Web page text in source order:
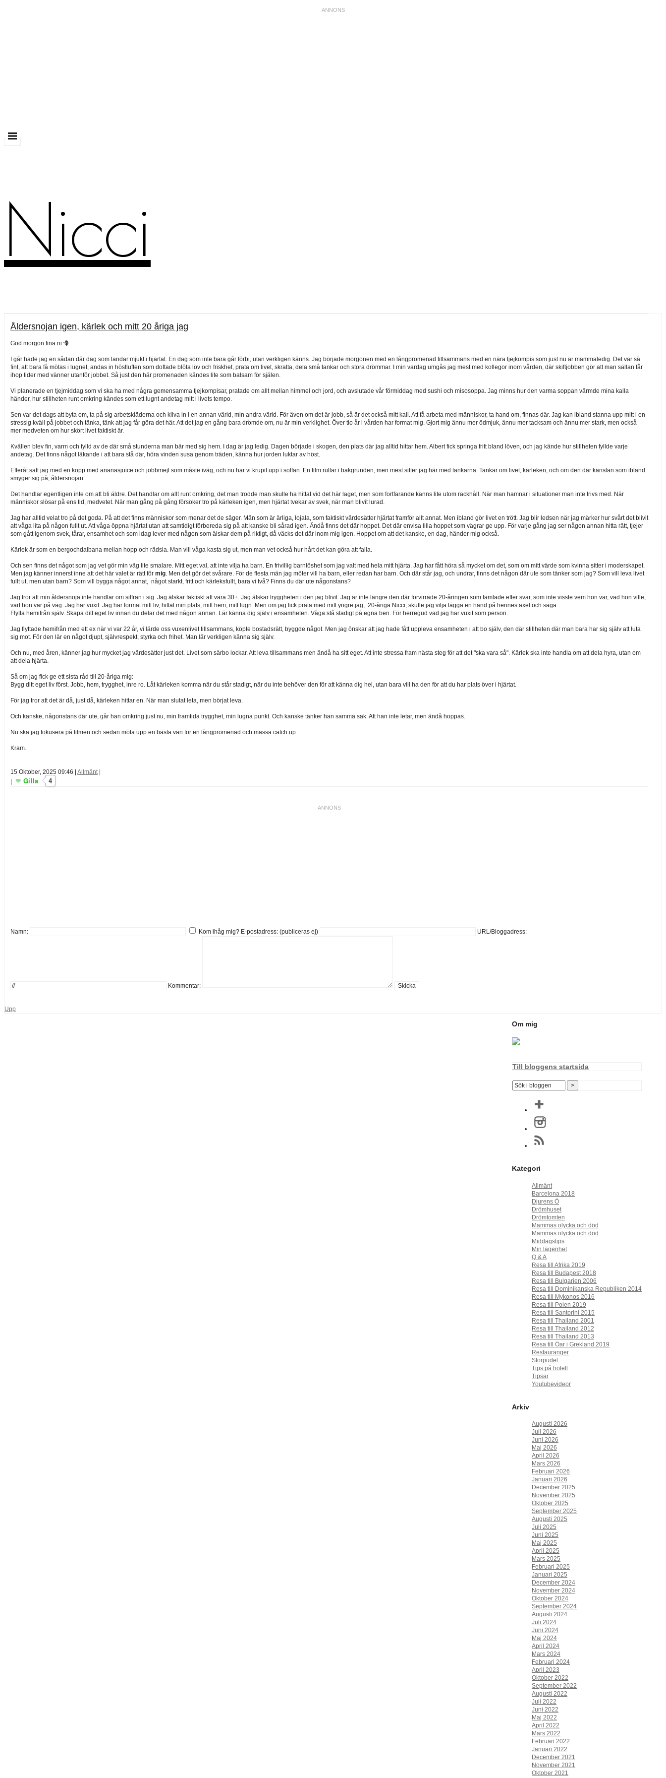
Nicci
Åldersnojan igen, kärlek och mitt 20 åriga jag
God morgon fina ni 🪻
I går hade jag en sådan där dag som landar mjukt i hjärtat. En dag som inte bara går förbi, utan verkligen känns. Jag började morgonen med en långpromenad tillsammans med en nära tjejkompis som just nu är mammaledig. Det var så
fint, att bara få mötas i lugnet, andas in höstluften som doftade blöta löv och friskhet, prata om livet, skratta, dela små tankar och stora drömmar. I min vardag umgås jag mest med kollegor inom vården, där skiftjobben gör att man sällan får
ihop tider med vänner utanför jobbet. Så just den här promenaden kändes lite som balsam för själen.
Vi planerade en tjejmiddag som vi ska ha med några gemensamma tjejkompisar, pratade om allt mellan himmel och jord, och avslutade vår förmiddag med sushi och misosoppa. Jag minns hur den varma soppan värmde mina kalla
händer, hur stillheten runt omkring kändes som ett lugnt andetag mitt i livets tempo.
Sen var det dags att byta om, ta på sig arbetskläderna och kliva in i en annan värld, min andra värld. För även om det är jobb, så är det också mitt kall. Att få arbeta med människor, ta hand om, finnas där. Jag kan ibland stanna upp mitt i en
stressig kväll på jobbet och tänka, tänk att jag får göra det här. Att det jag en gång bara drömde om, nu är min verklighet. Över tio år i vården har format mig. Gjort mig ännu mer ödmjuk, ännu mer tacksam och ännu mer stark, men också
mer medveten om hur skört livet faktiskt är.
Kvällen blev fin, varm och fylld av de där små stunderna man bär med sig hem. I dag är jag ledig. Dagen började i skogen, den plats där jag alltid hittar hem. Albert fick springa fritt bland löven, och jag kände hur stillheten fyllde varje
andetag. Det finns något läkande i att bara stå där, höra vinden susa genom träden, känna hur jorden luktar av höst.
Efteråt satt jag med en kopp med ananasjuice och jobbmejl som måste iväg, och nu har vi krupit upp i soffan. En film rullar i bakgrunden, men mest sitter jag här med tankarna. Tankar om livet, kärleken, och om den där känslan som ibland
smyger sig på, åldersnojan.
Det handlar egentligen inte om att bli äldre. Det handlar om allt runt omkring, det man trodde man skulle ha hittat vid det här laget, men som fortfarande känns lite utom räckhåll. När man hamnar i situationer man inte trivs med. När
människor slösar på ens tid, medvetet. När man gång på gång försöker tro på kärleken igen, men hjärtat tvekar av svek, när man blivit lurad.
Jag har alltid velat tro på det goda. På att det finns människor som menar det de säger. Män som är ärliga, lojala, som faktiskt värdesätter hjärtat framför allt annat. Men ibland gör livet en trött. Jag blir ledsen när jag märker hur svårt det blivit
att våga lita på någon fullt ut. Att våga öppna hjärtat utan att samtidigt förbereda sig på att kanske bli sårad igen. Ändå finns det där hoppet. Det där envisa lilla hoppet som vägrar ge upp. För varje gång jag ser någon annan hitta rätt, tjejer
som gått igenom svek, tårar, ensamhet och som idag lever med någon som älskar dem på riktigt, då väcks det där inom mig igen. Hoppet om att det kanske, en dag, händer mig också.
Kärlek är som en bergochdalbana mellan hopp och rädsla. Man vill våga kasta sig ut, men man vet också hur hårt det kan göra att falla.
Och sen finns det något som jag vet gör min väg lite smalare. Mitt eget val, att inte vilja ha barn. En frivillig barnlöshet som jag valt med hela mitt hjärta. Jag har fått höra så mycket om det, som om mitt värde som kvinna sitter i moderskapet.
Men jag känner innerst inne att det här valet är rätt för mig. Men det gör det svårare. För de flesta män jag möter vill ha barn, eller redan har barn. Och där står jag, och undrar, finns det någon där ute som tänker som jag? Som vill leva livet
fullt ut, men utan barn? Som vill bygga något annat, något starkt, fritt och kärleksfullt, bara vi två? Finns du där ute någonstans?
Jag tror att min åldersnoja inte handlar om siffran i sig. Jag älskar faktiskt att vara 30+. Jag älskar tryggheten i den jag blivit. Jag är inte längre den där förvirrade 20-åringen som famlade efter svar, som inte visste vem hon var, vad hon ville,
vart hon var på väg. Jag har vuxit. Jag har format mitt liv, hittat min plats, mitt hem, mitt lugn. Men om jag fick prata med mitt yngre jag, 20-åriga Nicci, skulle jag vilja lägga en hand på hennes axel och säga:
Flytta hemifrån själv. Skapa ditt eget liv innan du delar det med någon annan. Lär känna dig själv i ensamheten. Våga stå stadigt på egna ben. För herregud vad jag har vuxit som person.
Jag flyttade hemifrån med ett ex när vi var 22 år, vi lärde oss vuxenlivet tillsammans, köpte bostadsrätt, byggde något. Men jag önskar att jag hade fått uppleva ensamheten i att bo själv, den där stillheten där man bara har sig själv att luta
sig mot. För den lär en något djupt, självrespekt, styrka och frihet. Man lär verkligen känna sig själv.
Och nu, med åren, känner jag hur mycket jag värdesätter just det. Livet som särbo lockar. Att leva tillsammans men ändå ha sitt eget. Att inte stressa fram nästa steg för att det "ska vara så". Kärlek ska inte handla om att dela hyra, utan om
att dela hjärta.
Så om jag fick ge ett sista råd till 20-åriga mig:
Bygg ditt eget liv först. Jobb, hem, trygghet, inre ro. Låt kärleken komma när du står stadigt, när du inte behöver den för att känna dig hel, utan bara vill ha den för att du har plats över i hjärtat.
För jag tror att det är då, just då, kärleken hittar en. När man slutat leta, men börjat leva.
Och kanske, någonstans där ute, går han omkring just nu, min framtida trygghet, min lugna punkt. Och kanske tänker han samma sak. Att han inte letar, men ändå hoppas.
Nu ska jag fokusera på filmen och sedan möta upp en bästa vän för en långpromenad och massa catch up.
Kram.
15 Oktober, 2025 09:46 Allmänt
4
Gilla
Namn: Kom ihåg mig? E-postadress: (publiceras ej) URL/Bloggadress:
Kommentar:
Om mig
Till bloggens startsida
Kategori
Allmänt
Barcelona 2018
Djurens Ö
Drömhuset
Drömtomten
Mammas olycka och död
Mammas olycka och död
Middagstips
Min lägenhet
Q & A
Resa till Afrika 2019
Resa till Budapest 2018
Resa till Bulgarien 2006
Resa till Dominikanska Republiken 2014
Resa till Mykonos 2016
Resa till Polen 2019
Resa till Santorini 2015
Resa till Thailand 2001
Resa till Thailand 2012
Resa till Thailand 2013
Resa till Öar i Grekland 2019
Restauranger
Storpudel
Tips på hotell
Tipsar
Youtubevideor
Arkiv
Augusti 2026
Juli 2026
Juni 2026
Maj 2026
April 2026
Mars 2026
Februari 2026
Januari 2026
December 2025
November 2025
Oktober 2025
September 2025
Augusti 2025
Juli 2025
Juni 2025
Maj 2025
April 2025
Mars 2025
Februari 2025
Januari 2025
December 2024
November 2024
Oktober 2024
September 2024
Augusti 2024
Juli 2024
Juni 2024
Maj 2024
April 2024
Mars 2024
Februari 2024
April 2023
Oktober 2022
September 2022
Augusti 2022
Juli 2022
Juni 2022
Maj 2022
April 2022
Mars 2022
Februari 2022
Januari 2022
December 2021
November 2021
Oktober 2021
Upp